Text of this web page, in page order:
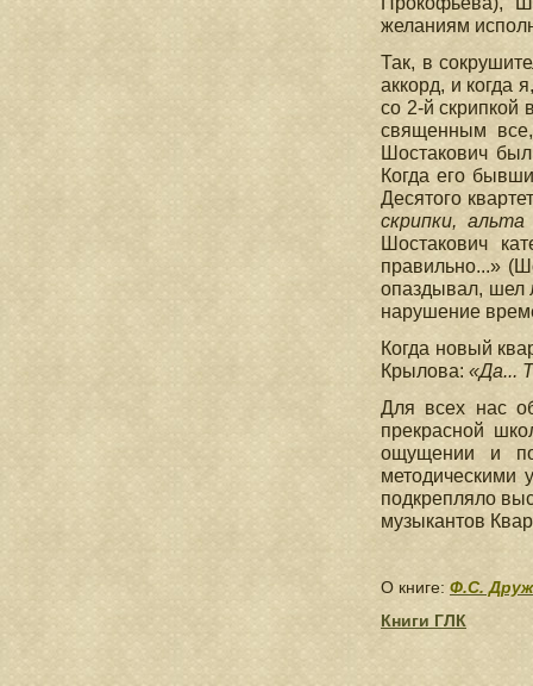
желаниям
Так, в
аккорд, и когда
со 2-й скрипкой
священным
Шостакович
Когда его
Десятого
скрипки, альта
Шостакович
правильно...»
опаздывал, шел
нарушение
Когда новый
Крылова: «Да...
Для всех нас
прекрасной
ощущении и
методическими
подкрепляло
музыкантов
О книге: Ф.С.
Книги ГЛК